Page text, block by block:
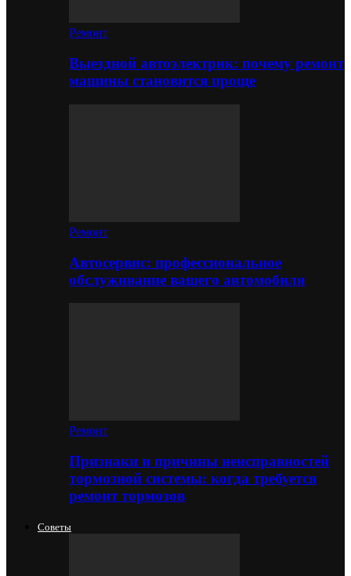
Ремонт
Выездной автоэлектрик: почему ремонт
машины становится проще
Ремонт
Автосервис: профессиональное
обслуживание вашего автомобиля
Ремонт
Признаки и причины неисправностей
тормозной системы: когда требуется
ремонт тормозов
Советы